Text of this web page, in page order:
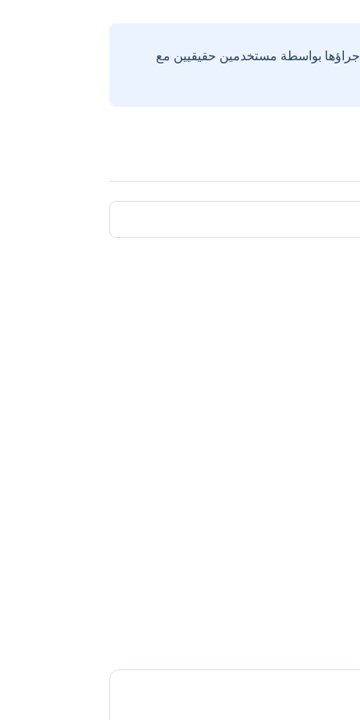
بواسطة مستخدمين حقيقيين مع